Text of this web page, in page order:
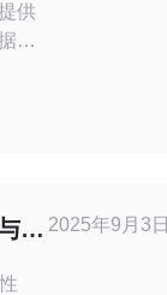
供
中
访
用 2025年9月3日